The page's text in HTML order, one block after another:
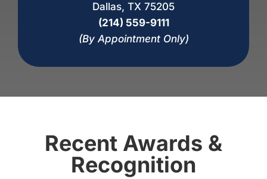
Dallas, TX 75205
(214) 559-9111
(By Appointment Only)
Recent Awards &
Recognition